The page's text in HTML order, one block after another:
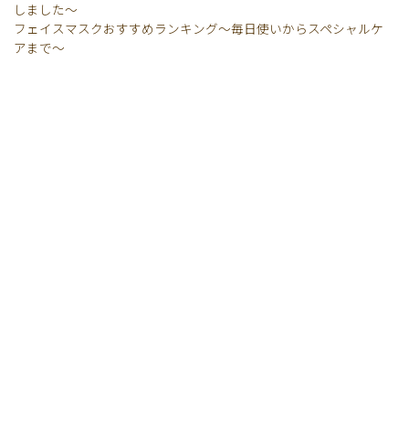
しました〜
フェイスマスクおすすめランキング〜毎日使いからスペシャルケ
アまで〜